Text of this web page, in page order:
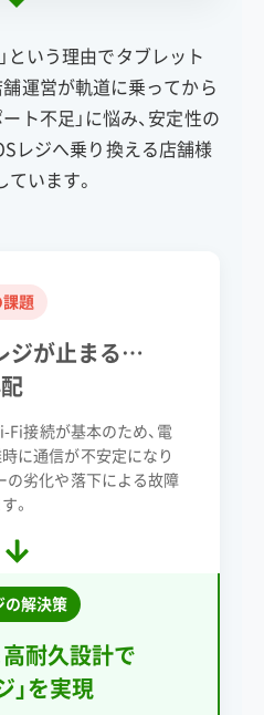
という理由でタブレット
舗運営が軌道に乗ってから
ート不足」に悩み、安定性の
レジへ乗り換える店舗様
ています。
課題
ジが止まる…
Fi接続が基本のため、電
に通信が不安定になり
の劣化や落下による故障
。
の解決策
耐久設計で
」を実現